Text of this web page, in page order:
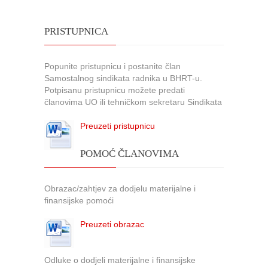
PRISTUPNICA
Popunite pristupnicu i postanite član
Samostalnog sindikata radnika u BHRT-u.
Potpisanu pristupnicu možete predati
članovima UO ili tehničkom sekretaru Sindikata
Preuzeti pristupnicu
POMOĆ ČLANOVIMA
Obrazac/zahtjev za dodjelu materijalne i
finansijske pomoći
Preuzeti obrazac
Odluke o dodjeli materijalne i finansijske